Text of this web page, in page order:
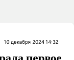
10 декабря 2024 14:32